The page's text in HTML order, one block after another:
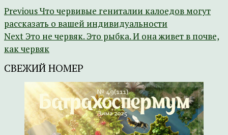
PreviousЧто червивые гениталии калоедов могут
рассказать о вашей индивидуальности
Next Это не червяк. Это рыбка. И она живет в почве,
как червяк
СВЕЖИЙ НОМЕР